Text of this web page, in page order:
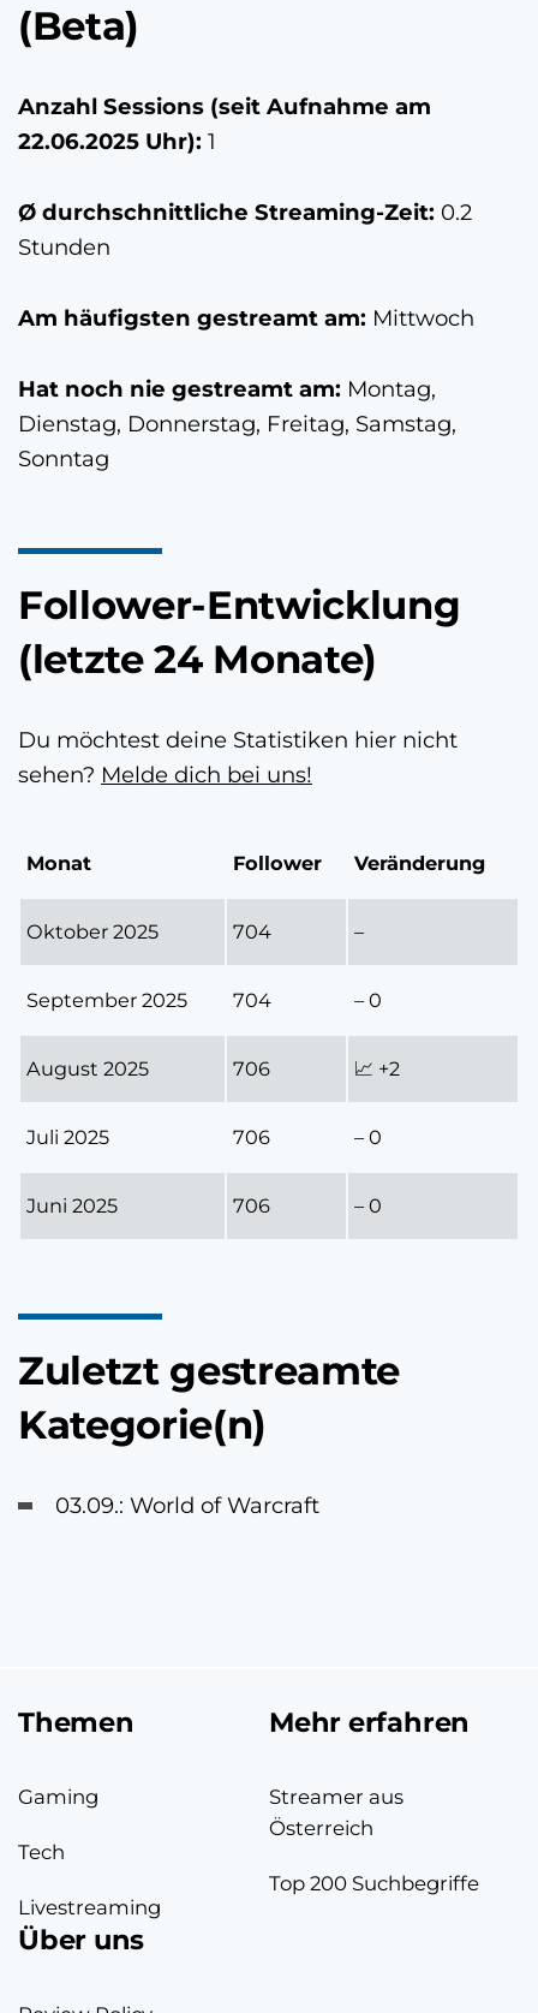
(Beta)
Anzahl Sessions (seit Aufnahme am
22.06.2025 Uhr): 1
Ø durchschnittliche Streaming-Zeit: 0.2
Stunden
Am häufigsten gestreamt am: Mittwoch
Hat noch nie gestreamt am: Montag,
Dienstag, Donnerstag, Freitag, Samstag,
Sonntag
Follower-Entwicklung
(letzte 24 Monate)
Du möchtest deine Statistiken hier nicht
sehen? Melde dich bei uns!
Monat Follower Veränderung
Oktober 2025 704 –
September 2025 704 – 0
August 2025 706 📈 +2
Juli 2025 706 – 0
Juni 2025 706 – 0
Zuletzt gestreamte
Kategorie(n)
03.09.: World of Warcraft
Themen
Gaming
Tech
Livestreaming
Mehr erfahren
Streamer aus
Österreich
Top 200 Suchbegriffe
Über uns